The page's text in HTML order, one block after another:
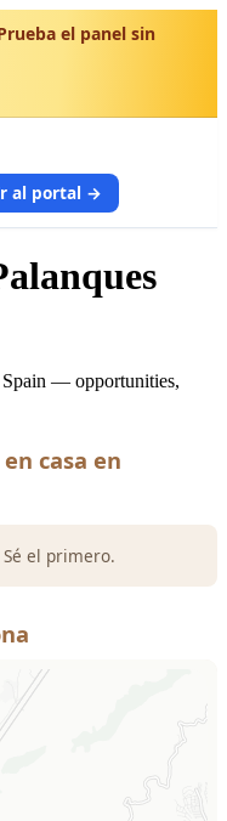
el panel sin
al portal →
Spain — opportunities,
casa en
el primero.